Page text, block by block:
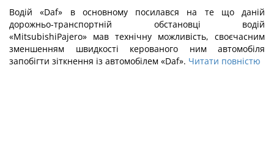
Водій «Daf» в основному посилався на те що даній
дорожньо-транспортній обстановці водій
«MitsubishiPajero» мав технічну можливість, своєчасним
зменшенням швидкості керованого ним автомобіля
запобігти зіткнення із автомобілем «Daf». Читати повністю